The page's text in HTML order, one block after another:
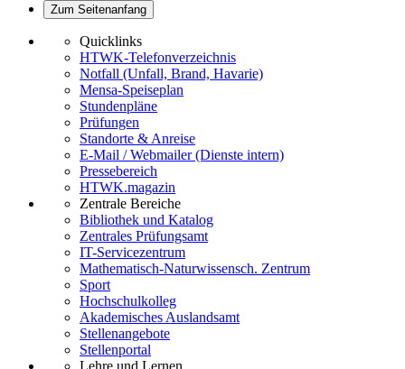
Zum Seitenanfang
Quicklinks
HTWK-Telefonverzeichnis
Notfall (Unfall, Brand, Havarie)
Mensa-Speiseplan
Stundenpläne
Prüfungen
Standorte & Anreise
E-Mail / Webmailer (Dienste intern)
Pressebereich
HTWK.magazin
Zentrale Bereiche
Bibliothek und Katalog
Zentrales Prüfungsamt
IT-Servicezentrum
Mathematisch-Naturwissensch. Zentrum
Sport
Hochschulkolleg
Akademisches Auslandsamt
Stellenangebote
Stellenportal
Lehre und Lernen